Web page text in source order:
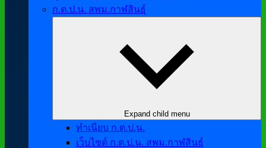
ก.ต.ป.น. สพม.กาฬสินธุ์
Expand child menu
ทำเนียบ ก.ต.ป.น.
เว็บไซต์ ก.ต.ป.น. สพม.กาฬสินธุ์